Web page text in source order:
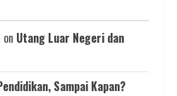
on Utang Luar Negeri dan
Sampai Kapan?